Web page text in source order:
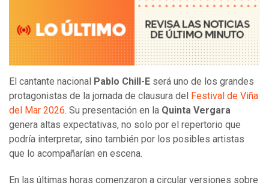
El cantante nacional Pablo Chill-E será uno de los grandes
protagonistas de la jornada de clausura del
Festival de Viña
del Mar 2026. Su presentación en la Quinta Vergara
genera altas expectativas, no solo por el repertorio que
podría interpretar, sino también por los posibles artistas
que lo acompañarían en escena.
En las últimas horas comenzaron a circular versiones sobre